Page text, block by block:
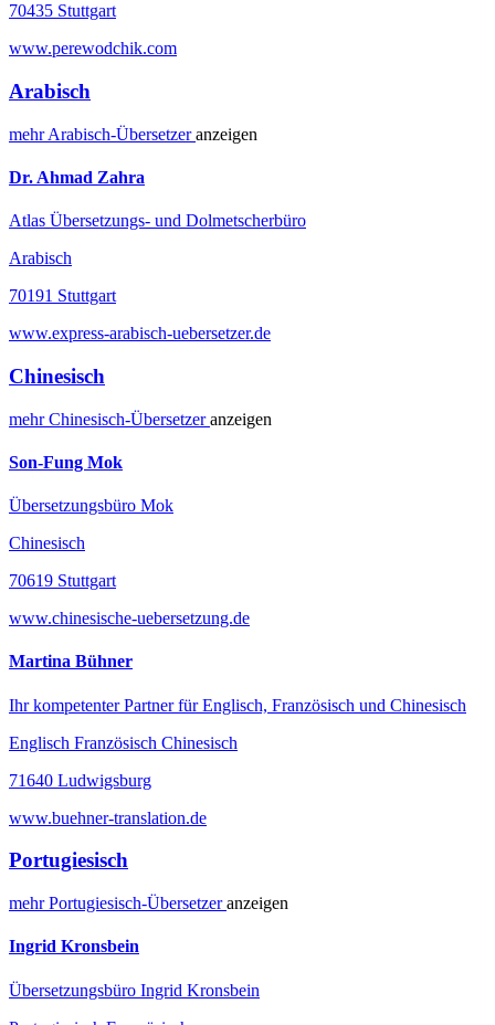
70435 Stuttgart
www.perewodchik.com
Arabisch
mehrArabisch-Übersetzeranzeigen
Dr. Ahmad Zahra
Atlas Übersetzungs- und Dolmetscherbüro
Arabisch
70191 Stuttgart
www.express-arabisch-uebersetzer.de
Chinesisch
mehrChinesisch-Übersetzeranzeigen
Son-Fung Mok
Übersetzungsbüro Mok
Chinesisch
70619 Stuttgart
www.chinesische-uebersetzung.de
Martina Bühner
Ihr kompetenter Partner für Englisch, Französisch und Chinesisch
Englisch Französisch Chinesisch
71640 Ludwigsburg
www.buehner-translation.de
Portugiesisch
mehrPortugiesisch-Übersetzeranzeigen
Ingrid Kronsbein
Übersetzungsbüro Ingrid Kronsbein